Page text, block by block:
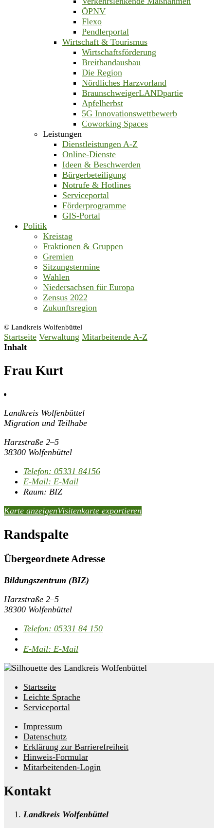
ÖPNV
Flexo
Pendlerportal
Wirtschaft & Tourismus
Wirtschaftsförderung
Breitbandausbau
Die Region
Nördliches Harzvorland
BraunschweigerLANDpartie
Apfelherbst
5G Innovationswettbewerb
Coworking Spaces
Leistungen
Dienstleistungen A-Z
Online-Dienste
Ideen & Beschwerden
Bürgerbeteiligung
Notrufe & Hotlines
Serviceportal
Förderprogramme
GIS-Portal
Politik
Kreistag
Fraktionen & Gruppen
Gremien
Sitzungstermine
Wahlen
Niedersachsen für Europa
Zensus 2022
Zukunftsregion
© Landkreis Wolfenbüttel
Startseite Verwaltung Mitarbeitende A-Z
Inhalt
Frau Kurt
Landkreis Wolfenbüttel
Migration und Teilhabe
Harzstraße 2–5
38300 Wolfenbüttel
Telefon: 05331 84156
E-Mail: E-Mail
Raum: BIZ
Karte anzeigenVisitenkarte exportieren
Randspalte
Übergeordnete Adresse
Bildungszentrum (BIZ)
Harzstraße 2–5
38300 Wolfenbüttel
Telefon: 05331 84 150
E-Mail: E-Mail
Startseite
Leichte Sprache
Serviceportal
Impressum
Datenschutz
Erklärung zur Barrierefreiheit
Hinweis-Formular
Mitarbeitenden-Login
Kontakt
Landkreis Wolfenbüttel